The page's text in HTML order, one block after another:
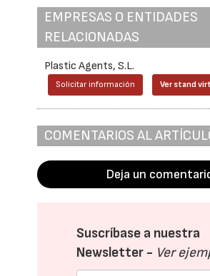
EMPRESAS O ENTIDADES
RELACIONADAS
Plastic Agents, S.L.
Solicitar información Ver stand
COMENTARIOS AL
Deja un
Suscríbase a nuestra
Newsletter - Ver